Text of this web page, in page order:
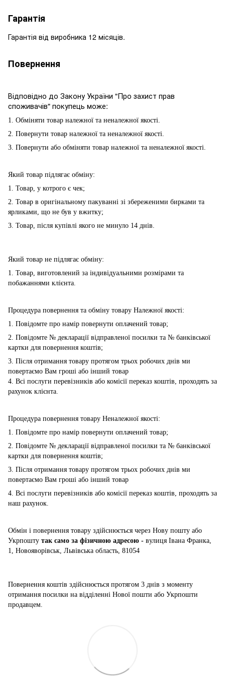
Гарантія
Гарантія від виробника 12 місяців.
Повернення
Відповідно до Закону України "Про захист прав
споживачів" покупець може:
1. Обміняти товар належної та неналежної якості.
2. Повернути товар належної та неналежної якості.
3. Повернути або обміняти товар належної та неналежної якості.
Який товар підлягає обміну:
1. Товар, у котрого є чек;
2. Товар в оригінальному пакуванні зі збереженими бирками та
ярликами, що не був у вжитку;
3. Товар, після купівлі якого не минуло 14 днів.
Який товар не підлягає обміну:
1. Товар, виготовлений за індивідуальними розмірами та
побажаннями клієнта.
Процедура повернення та обміну товару Належної якості:
1. Повідомте про намір повернути оплачений товар;
2. Повідомте № декларації відправленої посилки та № банківської
картки для повернення коштів;
3. Після отримання товару протягом трьох робочих днів ми
повертаємо Вам гроші або інший товар
4. Всі послуги перевізників або комісії переказ коштів, проходять за
рахунок клієнта.
Процедура повернення товару Неналежної якості:
1. Повідомте про намір повернути оплачений товар;
2. Повідомте № декларації відправленої посилки та № банківської
картки для повернення коштів;
3. Після отримання товару протягом трьох робочих днів ми
повертаємо Вам гроші або інший товар
4. Всі послуги перевізників або комісії переказ коштів, проходять за
наш рахунок.
Обмін і повернення товару здійснюється через Нову пошту або
Укрпошту так само за фізичною адресою - вулиця Івана Франка,
1, Новояворівськ, Львівська область, 81054
Повернення коштів здійснюється протягом 3 днів з моменту
отримання посилки на відділенні Нової пошти або Укрпошти
продавцем.